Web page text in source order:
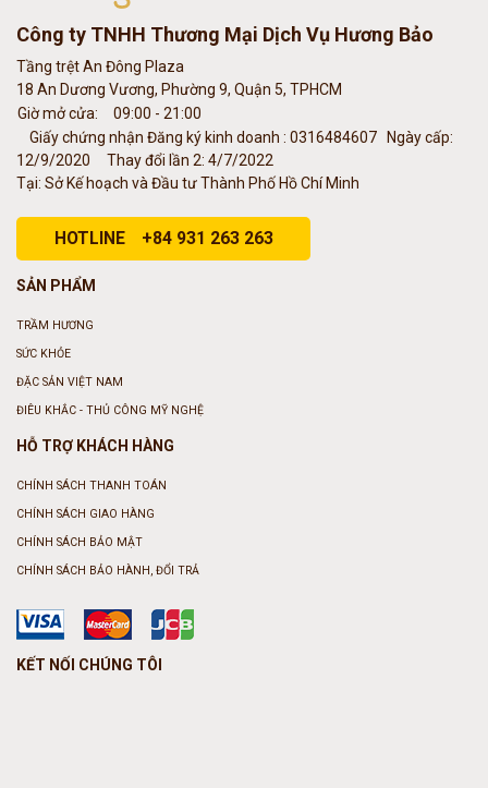
Công ty TNHH Thương Mại Dịch Vụ Hương Bảo
Tầng trệt An Đông Plaza
18 An Dương Vương, Phường 9, Quận 5, TPHCM
Giờ mở cửa:
09:00 - 21:00
Giấy chứng nhận Đăng ký kinh doanh : 0316484607
Ngày cấp:
12/9/2020
Thay đổi lần 2: 4/7/2022
Tại: Sở Kế hoạch và Đầu tư Thành Phố Hồ Chí Minh
HOTLINE +84 931 263 263
SẢN PHẨM
TRẦM HƯƠNG
SỨC KHỎE
ĐẶC SẢN VIỆT NAM
ĐIÊU KHẮC - THỦ CÔNG MỸ NGHỆ
HỖ TRỢ KHÁCH HÀNG
CHÍNH SÁCH THANH TOÁN
CHÍNH SÁCH GIAO HÀNG
CHÍNH SÁCH BẢO MẬT
CHÍNH SÁCH BẢO HÀNH, ĐỔI TRẢ
KẾT NỐI CHÚNG TÔI